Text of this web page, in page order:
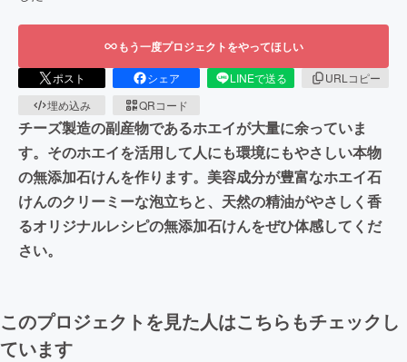
もう一度プロジェクトをやってほしい
ポスト シェア LINEで送る
URLコピー
埋め込み
QRコード
チーズ製造の副産物であるホエイが大量に余っていま
す。そのホエイを活用して人にも環境にもやさしい本物
の無添加石けんを作ります。美容成分が豊富なホエイ石
けんのクリーミーな泡立ちと、天然の精油がやさしく香
るオリジナルレシピの無添加石けんをぜひ体感してくだ
さい。
このプロジェクトを見た人はこちらもチェックし
ています